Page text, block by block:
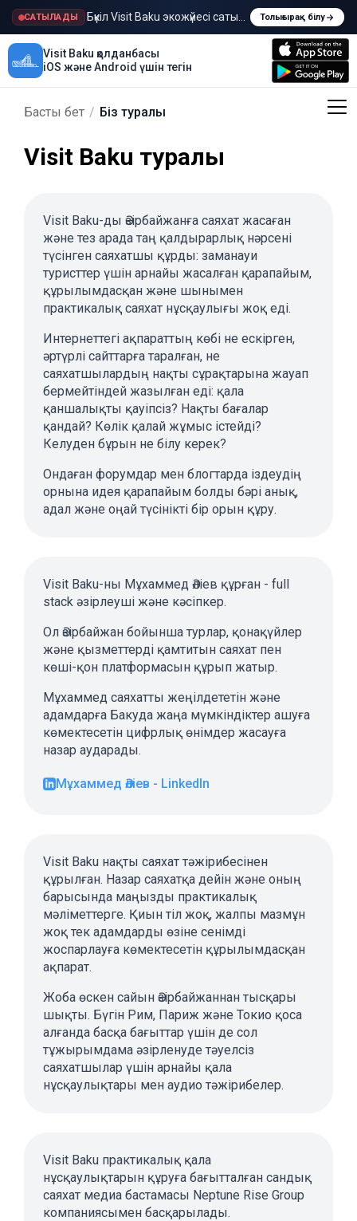
САТЫЛАДЫ Бүкіл Visit Baku экожүйесі сатыладыТолығырақ білу
Visit Baku қолданбасы
iOS және Android үшін тегін
Басты бет / Біз туралы
Visit Baku туралы
Visit Baku-ды Әзірбайжанға саяхат жасаған
және тез арада таң қалдырарлық нәрсені
түсінген саяхатшы құрды: заманауи
туристтер үшін арнайы жасалған қарапайым,
құрылымдасқан және шынымен
практикалық саяхат нұсқаулығы жоқ еді.
Интернеттегі ақпараттың көбі не ескірген,
әртүрлі сайттарға таралған, не
саяхатшылардың нақты сұрақтарына жауап
бермейтіндей жазылған еді: қала
қаншалықты қауіпсіз? Нақты бағалар
қандай? Көлік қалай жұмыс істейді?
Келуден бұрын не білу керек?
Ондаған форумдар мен блогтарда іздеудің
орнына идея қарапайым болды бәрі анық,
адал және оңай түсінікті бір орын құру.
Visit Baku-ны Мұхаммед Әліев құрған - full
stack әзірлеуші және кәсіпкер.
Ол Әзірбайжан бойынша турлар, қонақүйлер
және қызметтерді қамтитын саяхат пен
көші-қон платформасын құрып жатыр.
Мұхаммед саяхатты жеңілдететін және
адамдарға Бакуда жаңа мүмкіндіктер ашуға
көмектесетін цифрлық өнімдер жасауға
назар аударады.
Мұхаммед Әліев - LinkedIn
Visit Baku нақты саяхат тәжірибесінен
құрылған. Назар саяхатқа дейін және оның
барысында маңызды практикалық
мәліметтерге. Қиын тіл жоқ, жалпы мазмұн
жоқ тек адамдарды өзіне сенімді
жоспарлауға көмектесетін құрылымдасқан
ақпарат.
Жоба өскен сайын Әзірбайжаннан тысқары
шықты. Бүгін Рим, Париж және Токио қоса
алғанда басқа бағыттар үшін де сол
тұжырымдама әзірленуде тәуелсіз
саяхатшылар үшін арнайы қала
нұсқаулықтары мен аудио тәжірибелер.
Visit Baku практикалық қала
нұсқаулықтарын құруға бағытталған сандық
саяхат медиа бастамасы Neptune Rise Group
компаниясымен басқарылады.